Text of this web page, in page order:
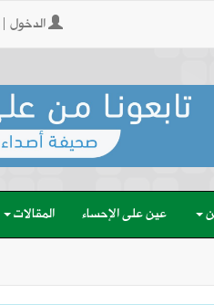
الدخول
عين على الإحساء المقالات